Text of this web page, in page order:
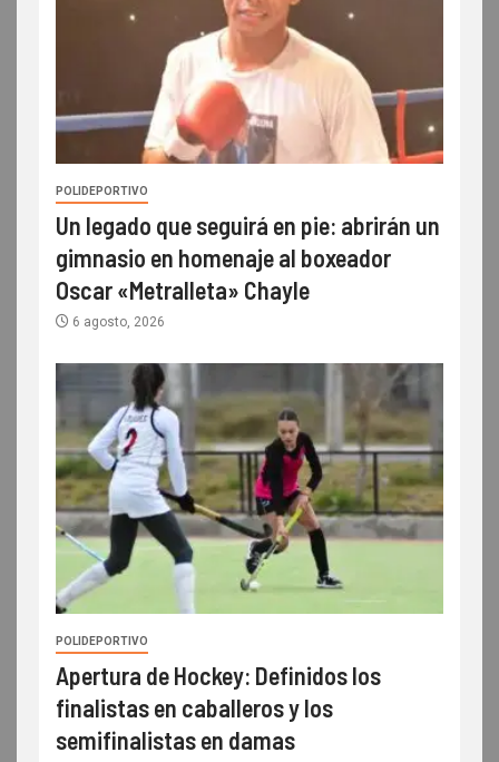
POLIDEPORTIVO
Un legado que seguirá en pie: abrirán un
gimnasio en homenaje al boxeador
Oscar «Metralleta» Chayle
6 agosto, 2026
POLIDEPORTIVO
Apertura de Hockey: Definidos los
finalistas en caballeros y los
semifinalistas en damas